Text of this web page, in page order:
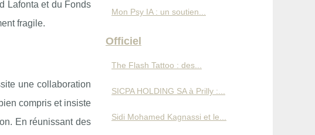
Lafonta et du Fonds
fragile.
une collaboration
compris et insiste
En réunissant des
Mon Psy IA : un soutien...
Officiel
The Flash Tattoo : des...
SICPA HOLDING SA à Prilly :...
Sidi Mohamed Kagnassi et le...